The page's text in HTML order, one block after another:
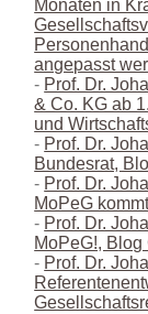
Monaten in
angepasst
Prof. Dr.
& Co. KG ab
und
Prof. Dr.
Bundesrat,
Prof. Dr.
MoPeG
Prof. Dr.
MoPeG!,
Prof. Dr.